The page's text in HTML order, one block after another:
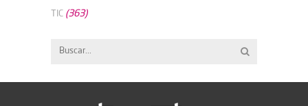
TIC (363)